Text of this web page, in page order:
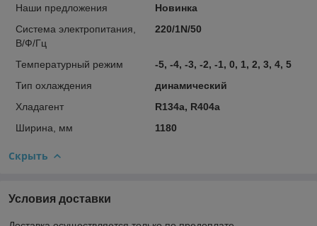
Наши предложения
Новинка
Система электропитания,
В/Ф/Гц
220/1N/50
Температурный режим
-5, -4, -3, -2, -1, 0, 1, 2, 3, 4, 5
Тип охлаждения
динамический
Хладагент
R134a, R404a
Ширина, мм
1180
Скрыть
Условия доставки